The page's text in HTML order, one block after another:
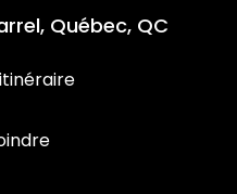
Québec, QC